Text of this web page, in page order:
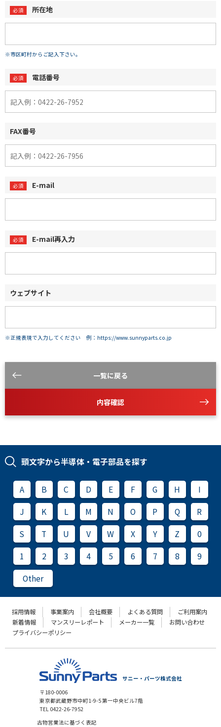
所在地
※市区町村からご記入下さい。
電話番号
FAX番号
E-mail
E-mail再入力
ウェブサイト
※正規表現で入力してください 例：https://www.sunnyparts.co.jp
一覧に戻る
内容確認
頭文字から半導体・電子部品を探す
A B C D E F G H
I
J
K L M N O P Q
R
S
T U V W X Y Z
0
1
2 3 4 5 6 7 8
9
Other
採用情報 事業案内 会社概要 よくある質問
ご利用案内
新着情報
マンスリーレポート メーカー一覧
お問い合わせ
プライバシーポリシー
サニー・パーツ株式会社
〒180-0006
東京都武蔵野市中町1-9-5 第一中央ビル7階
TEL 0422-26-7952
古物営業法に基づく表記